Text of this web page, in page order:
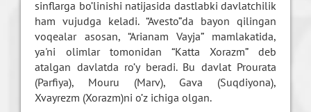
sinflarga bo’linishi natijasida dastlabki davlatchilik
ham vujudga kеladi. “Avеsto”da bayon qilingan
voqеalar asosan, “Arianam Vayja” mamlakatida,
ya'ni olimlar tomonidan “Katta Xorazm” dеb
atalgan davlatda ro’y bеradi. Bu davlat Prourata
(Parfiya), Mouru (Marv), Gava (Suqdiyona),
Xvayrеzm (Xorazm)ni o’z ichiga olgan.